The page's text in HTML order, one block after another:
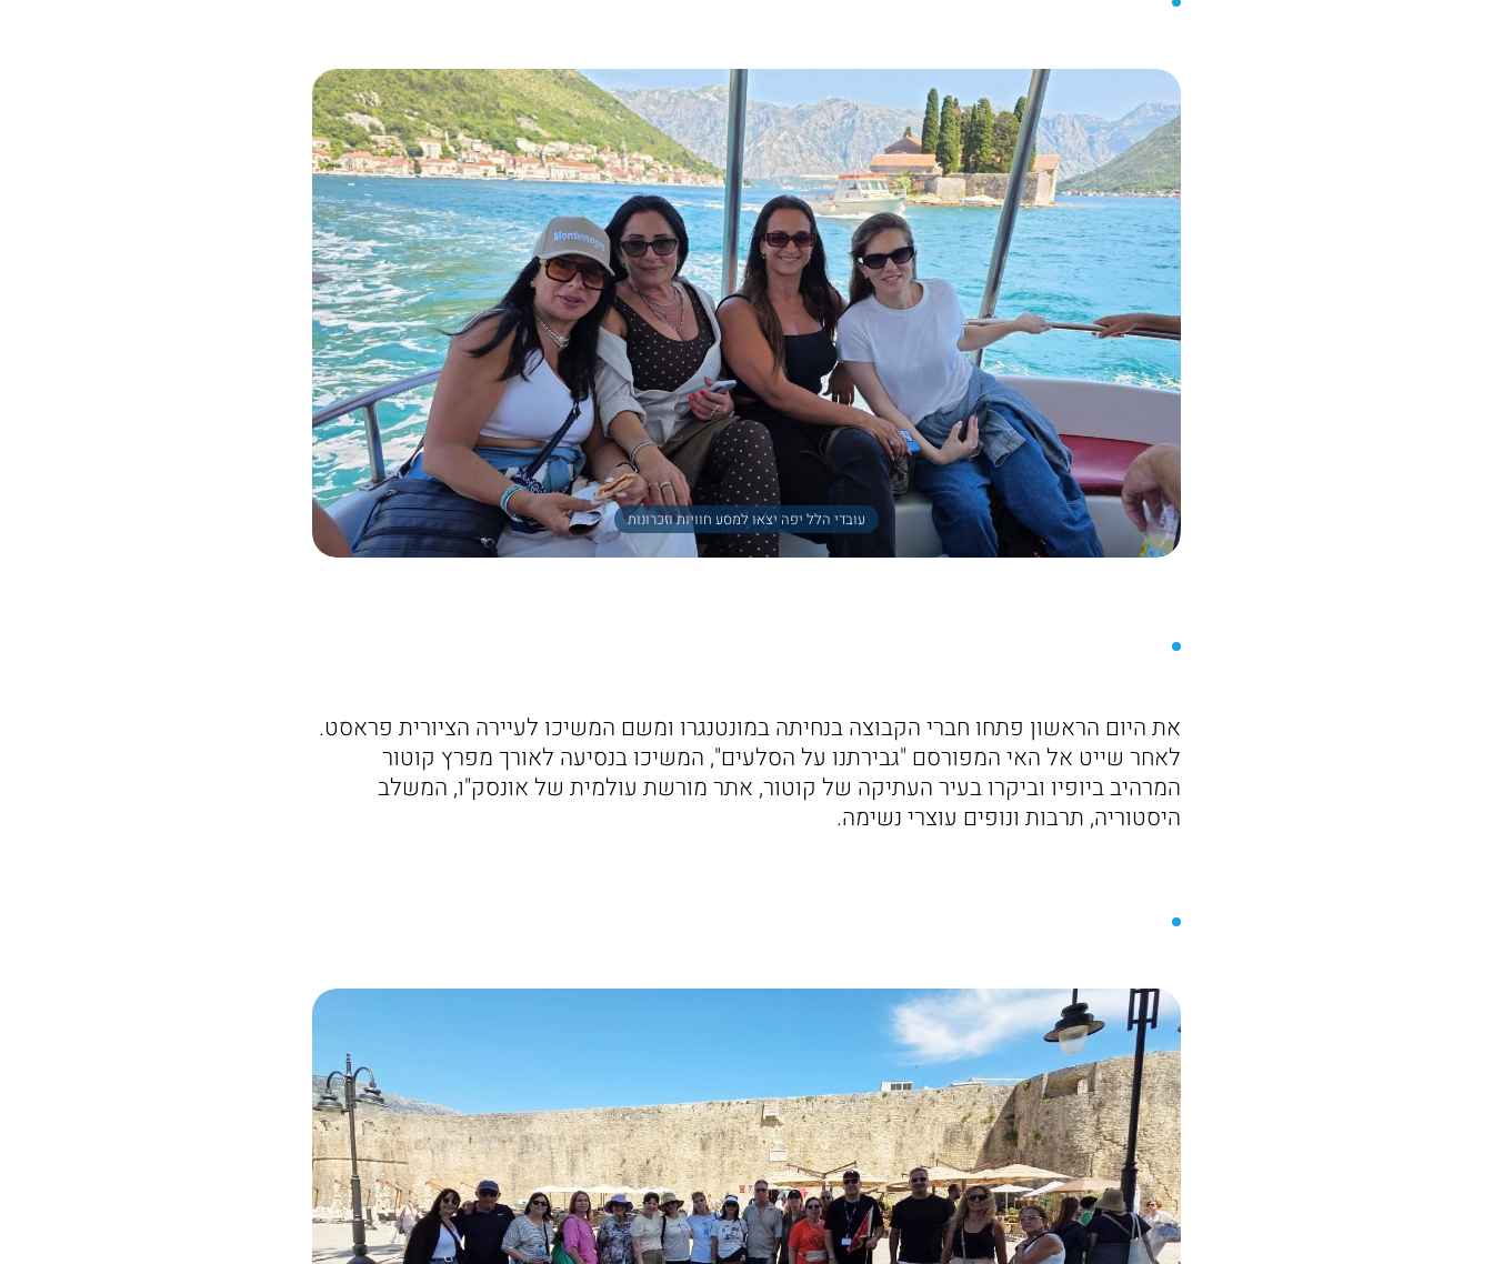
עובדי הלל יפה יצאו למסע חוויות וזכרונות
את היום הראשון פתחו חברי הקבוצה בנחיתה במונטנגרו ומשם המשיכו לעיירה הציורית פראסט.
לאחר שייט אל האי המפורסם "גבירתנו על הסלעים", המשיכו בנסיעה לאורך מפרץ קוטור
המרהיב ביופיו וביקרו בעיר העתיקה של קוטור, אתר מורשת עולמית של אונסק"ו, המשלב
היסטוריה, תרבות ונופים עוצרי נשימה.